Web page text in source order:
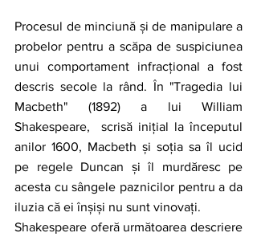
Procesul de minciună și de manipulare a
probelor pentru a scăpa de suspiciunea
unui comportament infracțional a fost
descris secole la rând. În "Tragedia lui
Macbeth" (1892) a lui William
Shakespeare,  scrisă inițial la începutul
anilor 1600, Macbeth și soția sa îl ucid
pe regele Duncan și îl murdăresc pe
acesta cu sângele paznicilor pentru a da
iluzia că ei înșiși nu sunt vinovați.
Shakespeare oferă următoarea descriere